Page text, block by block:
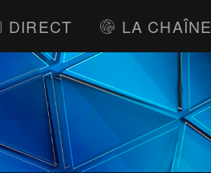
DIRECT LA CHAÎNE